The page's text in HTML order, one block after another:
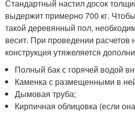
Стандартный настил досок
выдержит примерно 700 кг.
такой деревянный пол,
весит. При проведении расчетов
конструкция утяжеляется
Полный бак с горячей водой
Каменка с размещенными в
Дымовая труба;
Кирпичная облицовка (если